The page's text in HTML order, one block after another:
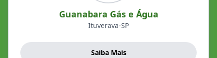
Guanabara Gás e Água
Ituverava-SP
Saiba Mais